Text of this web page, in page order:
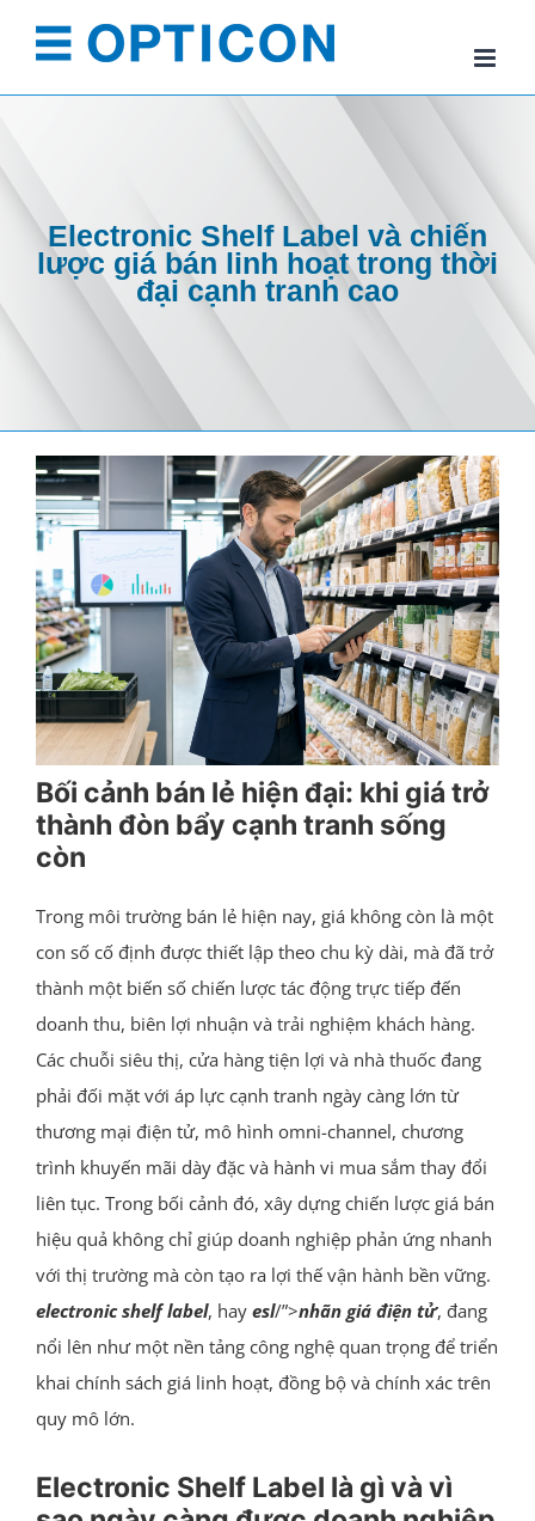
content
Electronic Shelf Label và chiến
lược giá bán linh hoạt trong thời
đại cạnh tranh cao
Bối cảnh bán lẻ hiện đại: khi giá trở
thành đòn bẩy cạnh tranh sống
còn
Trong môi trường bán lẻ hiện nay, giá không còn là một
con số cố định được thiết lập theo chu kỳ dài, mà đã trở
thành một biến số chiến lược tác động trực tiếp đến
doanh thu, biên lợi nhuận và trải nghiệm khách hàng.
Các chuỗi siêu thị, cửa hàng tiện lợi và nhà thuốc đang
phải đối mặt với áp lực cạnh tranh ngày càng lớn từ
thương mại điện tử, mô hình omni-channel, chương
trình khuyến mãi dày đặc và hành vi mua sắm thay đổi
liên tục. Trong bối cảnh đó, xây dựng chiến lược giá bán
hiệu quả không chỉ giúp doanh nghiệp phản ứng nhanh
với thị trường mà còn tạo ra lợi thế vận hành bền vững.
electronic shelf label, hay esl/”>nhãn giá điện tử, đang
nổi lên như một nền tảng công nghệ quan trọng để triển
khai chính sách giá linh hoạt, đồng bộ và chính xác trên
quy mô lớn.
Electronic Shelf Label là gì và vì